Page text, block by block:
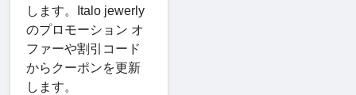
します。Italo jewerly
のプロモーション オ
ファーや割引コード
からクーポンを更新
します。